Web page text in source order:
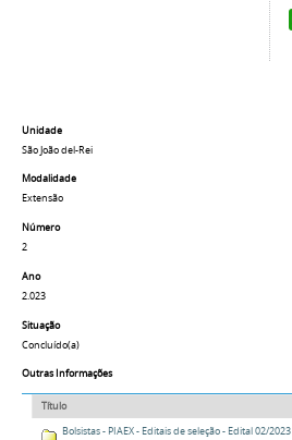
Unidade
São João del-Rei
Modalidade
Extensão
Número
2
Ano
2.023
Situação
Concluído(a)
Outras Informações
Título
Bolsistas - PIAEX - Editais de seleção - Edital 02/2023